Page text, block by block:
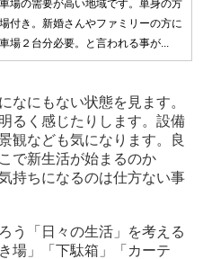
場の需要が高い地域です。単身の方
付き。新婚さんやファミリーの方に
場２台分必要。と言われる事が...
なにもない状態を見ます。
るく感じたりします。設備
観なども気になります。良
で新生活が始まるのか
持ちになるのは仕方ない事
う「日々の生活」を考える
場」「下駄箱」「カーテ